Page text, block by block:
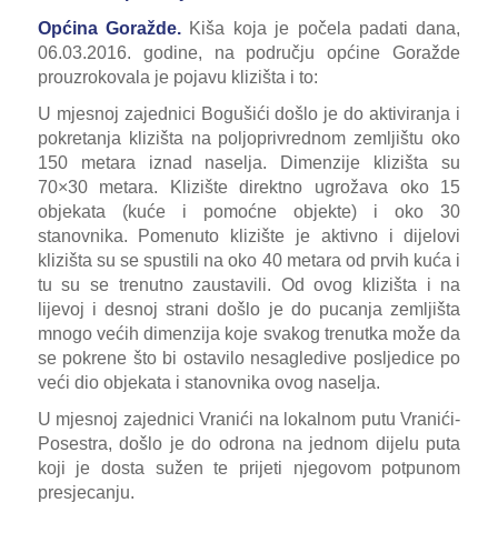
Općina Goražde. Kiša koja je počela padati dana,
06.03.2016. godine, na području općine Goražde
prouzrokovala je pojavu klizišta i to:
U mjesnoj zajednici Bogušići došlo je do aktiviranja i
pokretanja klizišta na poljoprivrednom zemljištu oko
150 metara iznad naselja. Dimenzije klizišta su
70×30 metara. Klizište direktno ugrožava oko 15
objekata (kuće i pomoćne objekte) i oko 30
stanovnika. Pomenuto klizište je aktivno i dijelovi
klizišta su se spustili na oko 40 metara od prvih kuća i
tu su se trenutno zaustavili. Od ovog klizišta i na
lijevoj i desnoj strani došlo je do pucanja zemljišta
mnogo većih dimenzija koje svakog trenutka može da
se pokrene što bi ostavilo nesagledive posljedice po
veći dio objekata i stanovnika ovog naselja.
U mjesnoj zajednici Vranići na lokalnom putu Vranići-
Posestra, došlo je do odrona na jednom dijelu puta
koji je dosta sužen te prijeti njegovom potpunom
presjecanju.